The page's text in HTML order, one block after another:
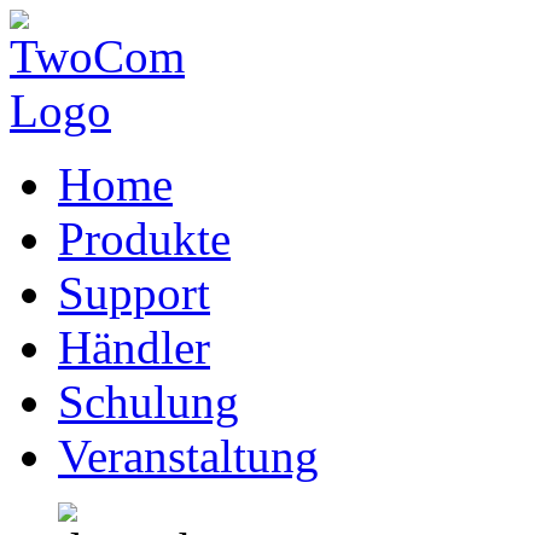
Home
Produkte
Support
Händler
Schulung
Veranstaltung